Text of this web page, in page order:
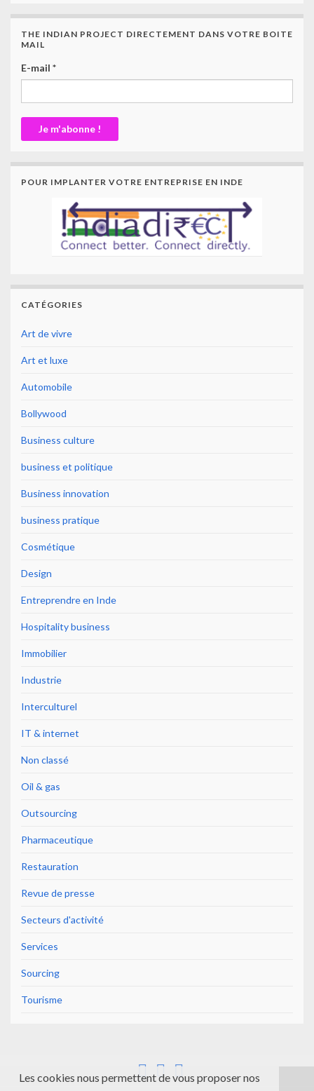
THE INDIAN PROJECT DIRECTEMENT DANS VOTRE BOITE
MAIL
E-mail *
POUR IMPLANTER VOTRE ENTREPRISE EN INDE
CATÉGORIES
Art de vivre
Art et luxe
Automobile
Bollywood
Business culture
business et politique
Business innovation
business pratique
Cosmétique
Design
Entreprendre en Inde
Hospitality business
Immobilier
Industrie
Interculturel
IT & internet
Non classé
Oil & gas
Outsourcing
Pharmaceutique
Restauration
Revue de presse
Secteurs d'activité
Services
Sourcing
Tourisme
Les cookies nous permettent de vous proposer nos